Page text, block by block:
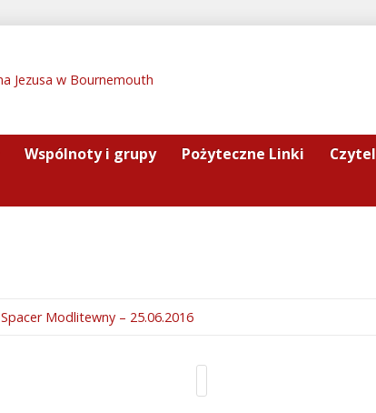
Wspólnoty i grupy Pożyteczne Linki
Spacer Modlitewny – 25.06.2016